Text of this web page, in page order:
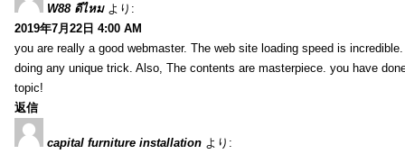
W88 ดีไหม より:
2019年7月22日 4:00 AM
you are really a good webmaster. The web site loading speed is
doing any unique trick. Also, The contents are masterpiece. you have
topic!
返信
capital furniture installation より: